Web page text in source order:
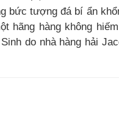
bức tượng đá bí ẩn
hãng hàng không
do nhà hàng hải